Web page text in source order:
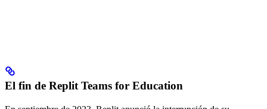
El fin de Replit Teams for Education